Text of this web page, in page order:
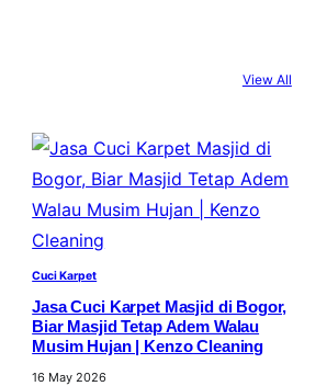
View All
Cuci Karpet
Jasa Cuci Karpet Masjid di Bogor,
Biar Masjid Tetap Adem Walau
Musim Hujan | Kenzo Cleaning
16 May 2026